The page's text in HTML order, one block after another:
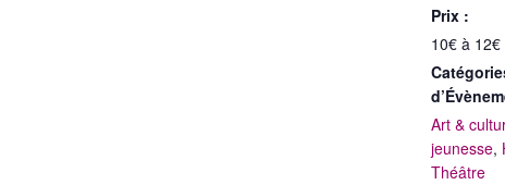
Prix :
10€ à 12€
Art &
jeunesse,
Théâtre